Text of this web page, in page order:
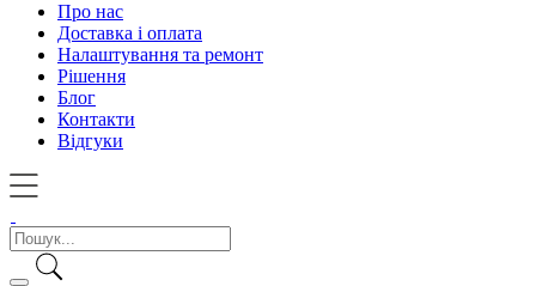
Про нас
Доставка і оплата
Налаштування та ремонт
Рішення
Блог
Контакти
Відгуки